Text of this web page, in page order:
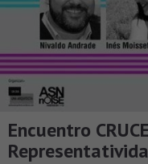
Encuentro